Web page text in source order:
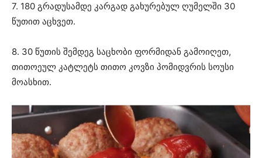
7. 180 გრადუსამდე კარგად გახურებულ ღუმელში 30
წუთით აცხვეთ.
8. 30 წუთის შემდეგ საცხობი ფორმიდან გამოიღეთ,
თითოეულ კატლეტს თითო კოვზი პომიდვრის სოუსი
მოასხით.